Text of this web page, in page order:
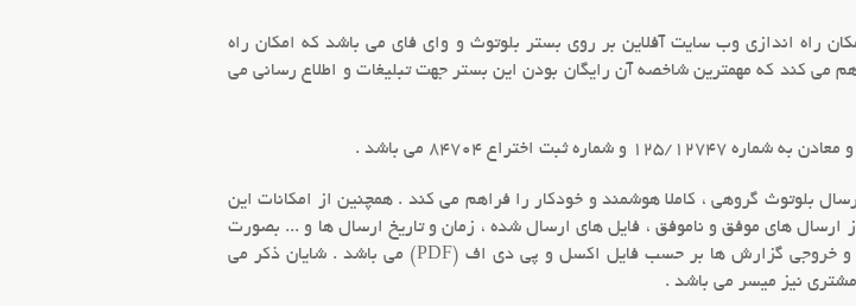
راه اندازی وب سایت آفلاین بر روی بستر بلوتوث و وای فای می باشد که امکان راه
می کند که مهمترین شاخصه آن رایگان بودن این بستر جهت تبلیغات و اطلاع رسانی می
ثبت اختراع 84704 می باشد .
بلوتوث گروهی، کاملا هوشمند و خودکار را فراهم می کند . همچنین از امکانات این
های موفق و ناموفق ، فایل های ارسال شده ، زمان و تاریخ ارسال ها و ... بصورت
نموداری و گرافیکی بر حسب مک آدرس (MAC ADDRESS) می باشد و خروجی گزارش ها بر حسب فایل اکسل و پی دی اف (PDF) می باشد . شایان ذکر می
نیز میسر می باشد .